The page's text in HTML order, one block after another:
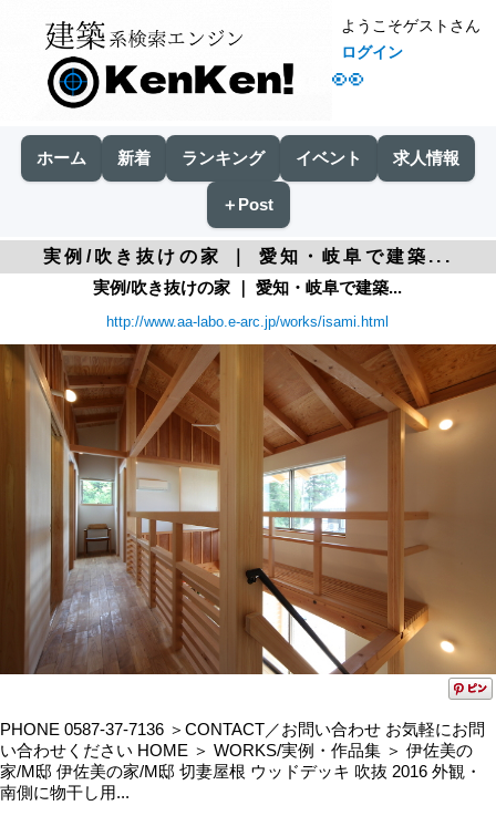
👀
ようこそゲストさん
ログイン
ホーム 新着 ランキング イベント 求人情報
＋Post
実例/吹き抜けの家 ｜ 愛知・岐阜で建築...
実例/吹き抜けの家 ｜ 愛知・岐阜で建築...
http://www.aa-labo.e-arc.jp/works/isami.html
PHONE 0587-37-7136 ＞CONTACT／お問い合わせ お気軽にお問
い合わせください HOME ＞ WORKS/実例・作品集 ＞ 伊佐美の
家/M邸 伊佐美の家/M邸 切妻屋根 ウッドデッキ 吹抜 2016 外観・
南側に物干し用...